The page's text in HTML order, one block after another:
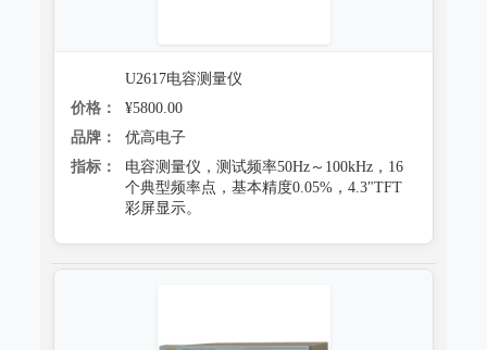
U2617电容测量仪
价格：
¥5800.00
品牌：
优高电子
指标：
电容测量仪，测试频率50Hz～100kHz，16
个典型频率点，基本精度0.05%，4.3"TFT
彩屏显示。